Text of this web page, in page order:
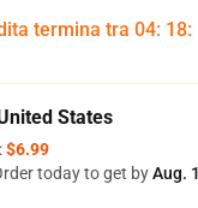
termina tra 04: 18:
States
$6.99
today to get byAug.